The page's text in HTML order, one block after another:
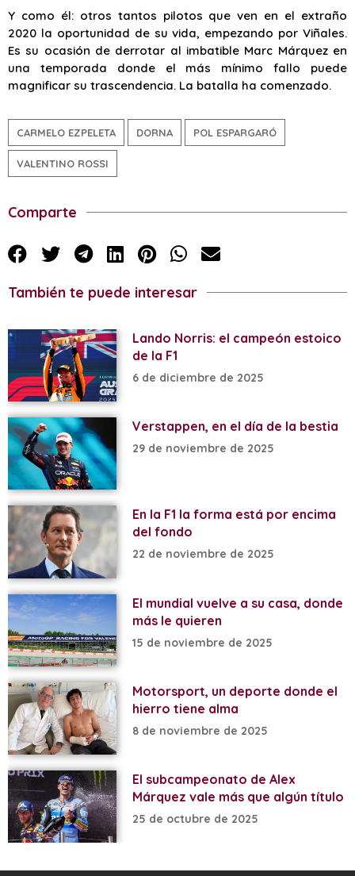
Y como él: otros tantos pilotos que ven en el extraño
2020 la oportunidad de su vida, empezando por Viñales.
Es su ocasión de derrotar al imbatible Marc Márquez en
una temporada donde el más mínimo fallo puede
magnificar su trascendencia. La batalla ha comenzado.
CARMELO EZPELETA DORNA POL ESPARGARÓ
VALENTINO ROSSI
Comparte
También te puede interesar
Lando Norris: el campeón estoico
de la F1
6 de diciembre de 2025
Verstappen, en el día de la bestia
29 de noviembre de 2025
En la F1 la forma está por encima
del fondo
22 de noviembre de 2025
El mundial vuelve a su casa, donde
más le quieren
15 de noviembre de 2025
Motorsport, un deporte donde el
hierro tiene alma
8 de noviembre de 2025
El subcampeonato de Alex
Márquez vale más que algún título
25 de octubre de 2025